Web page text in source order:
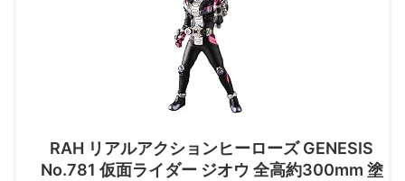
RAH リアルアクションヒーローズ GENESIS
No.781 仮面ライダー ジオウ 全高約300mm 塗